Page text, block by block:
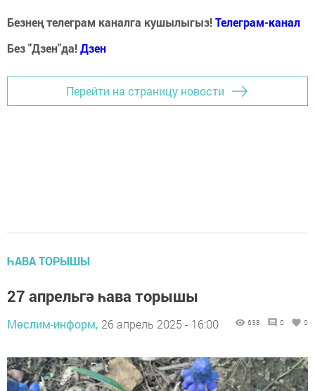
Безнең телеграм каналга кушылыгыз!Телеграм-канал
Без "Дзен"да!Дзен
Перейти на страницу новости
ҺАВА ТОРЫШЫ
27 апрельгә һава торышы
Мөслим-информ, 26 апрель 2025 - 16:00 638 0 0